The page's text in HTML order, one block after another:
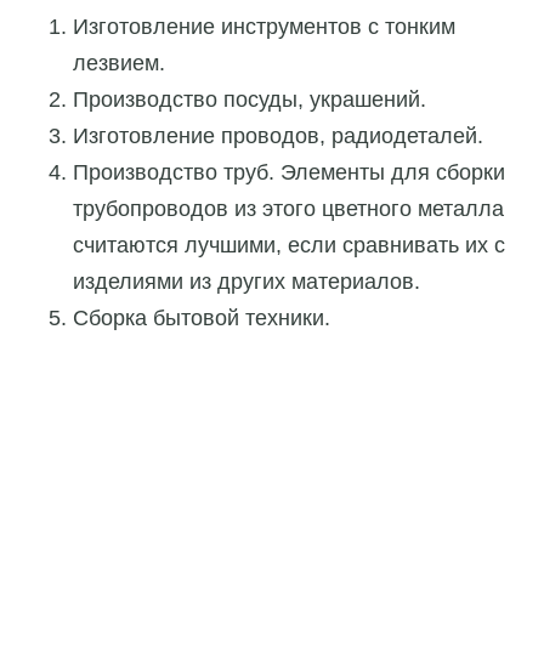
Изготовление инструментов с тонким
лезвием.
Производство посуды, украшений.
Изготовление проводов, радиодеталей.
Производство труб. Элементы для сборки
трубопроводов из этого цветного металла
считаются лучшими, если сравнивать их с
изделиями из других материалов.
Сборка бытовой техники.